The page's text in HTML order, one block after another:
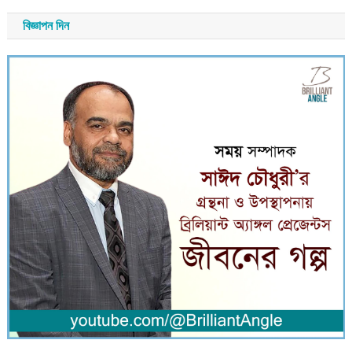
বিজ্ঞাপন দিন